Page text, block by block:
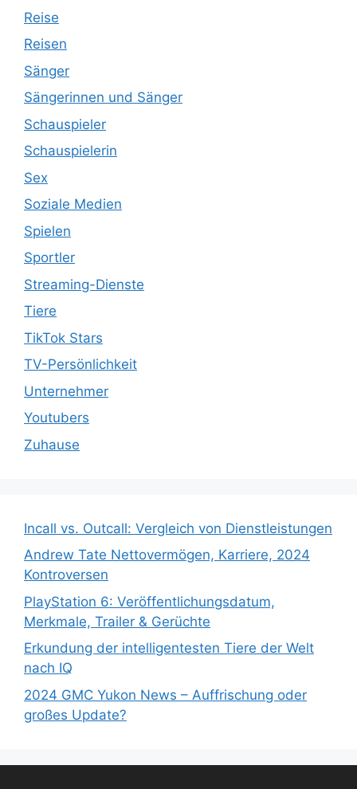
Reise
Reisen
Sänger
Sängerinnen und Sänger
Schauspieler
Schauspielerin
Sex
Soziale Medien
Spielen
Sportler
Streaming-Dienste
Tiere
TikTok Stars
TV-Persönlichkeit
Unternehmer
Youtubers
Zuhause
Incall vs. Outcall: Vergleich von Dienstleistungen
Andrew Tate Nettovermögen, Karriere, 2024
Kontroversen
PlayStation 6: Veröffentlichungsdatum,
Merkmale, Trailer & Gerüchte
Erkundung der intelligentesten Tiere der Welt
nach IQ
2024 GMC Yukon News – Auffrischung oder
großes Update?